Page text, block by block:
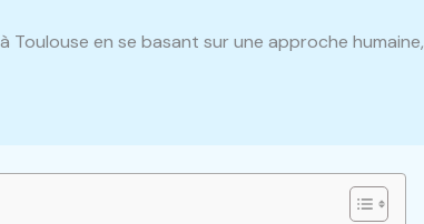
en se basant sur une approche humaine,